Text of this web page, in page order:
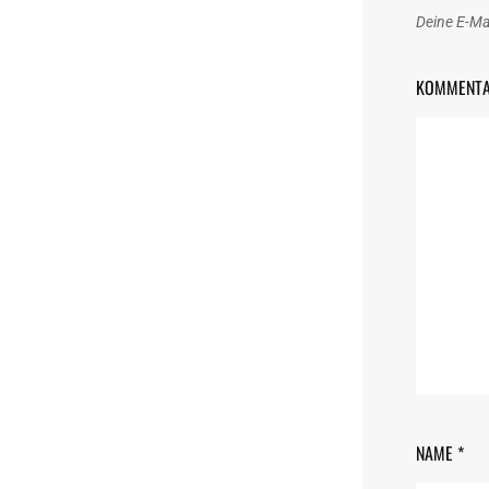
Deine E-
NAME *